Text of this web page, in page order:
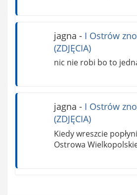
jagna - I Ostrów
(ZDJĘCIA)
nic nie robi bo to
jagna - I Ostrów
(ZDJĘCIA)
Kiedy wreszcie
Ostrowa